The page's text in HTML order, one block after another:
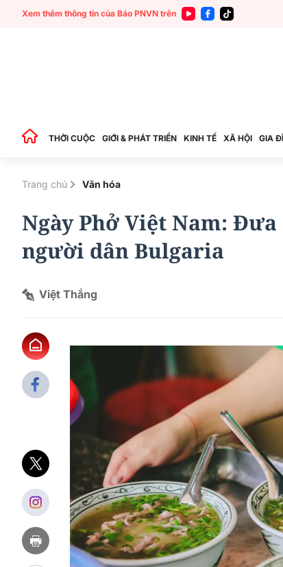
Xem thêm thông tin của Báo PNVN trên
THỜI CUỘC GIỚI & PHÁT TRIỂN KINH TẾ XÃ HỘI GIA
Trang chủ Văn hóa
Ngày Phở Việt Nam:
người dân Bulgaria
Việt Thắng